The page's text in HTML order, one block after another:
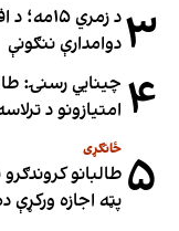
۳
د زمري
دوامدارې ننګونې
۴ چینایي رسنۍ:
امتیازونو د
۵ ځانګړی
طالبانو
پټه اجازه ورکړې